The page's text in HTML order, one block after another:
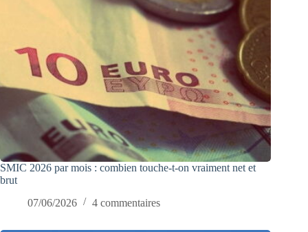
SMIC 2026 par mois : combien touche-t-on vraiment net et
brut
07/06/2026
4 commentaires